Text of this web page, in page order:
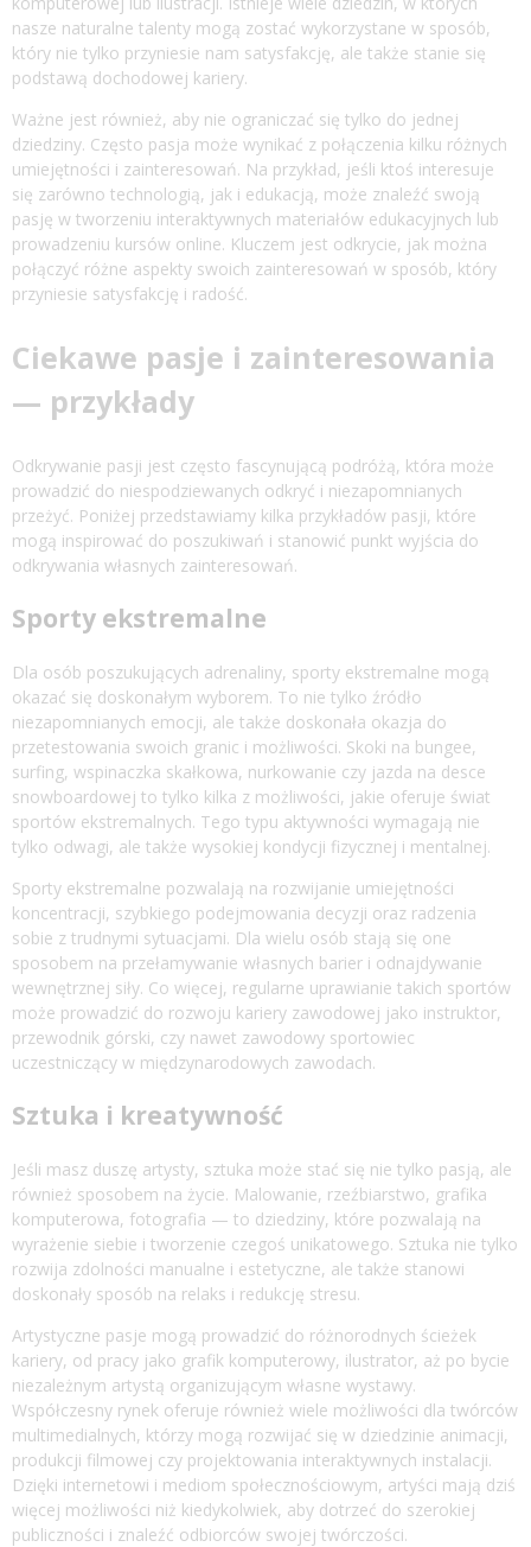
nasze naturalne talenty mogą zostać wykorzystane w sposób,
który nie tylko przyniesie nam satysfakcję, ale także stanie się
podstawą dochodowej kariery.
Ważne jest również, aby nie ograniczać się tylko do jednej
dziedziny. Często pasja może wynikać z połączenia kilku różnych
umiejętności i zainteresowań. Na przykład, jeśli ktoś interesuje
się zarówno technologią, jak i edukacją, może znaleźć swoją
pasję w tworzeniu interaktywnych materiałów edukacyjnych lub
prowadzeniu kursów online. Kluczem jest odkrycie, jak można
połączyć różne aspekty swoich zainteresowań w sposób, który
przyniesie satysfakcję i radość.
Ciekawe pasje i zainteresowania
— przykłady
Odkrywanie pasji jest często fascynującą podróżą, która może
prowadzić do niespodziewanych odkryć i niezapomnianych
przeżyć. Poniżej przedstawiamy kilka przykładów pasji, które
mogą inspirować do poszukiwań i stanowić punkt wyjścia do
odkrywania własnych zainteresowań.
Sporty ekstremalne
Dla osób poszukujących adrenaliny, sporty ekstremalne mogą
okazać się doskonałym wyborem. To nie tylko źródło
niezapomnianych emocji, ale także doskonała okazja do
przetestowania swoich granic i możliwości. Skoki na bungee,
surfing, wspinaczka skałkowa, nurkowanie czy jazda na desce
snowboardowej to tylko kilka z możliwości, jakie oferuje świat
sportów ekstremalnych. Tego typu aktywności wymagają nie
tylko odwagi, ale także wysokiej kondycji fizycznej i mentalnej.
Sporty ekstremalne pozwalają na rozwijanie umiejętności
koncentracji, szybkiego podejmowania decyzji oraz radzenia
sobie z trudnymi sytuacjami. Dla wielu osób stają się one
sposobem na przełamywanie własnych barier i odnajdywanie
wewnętrznej siły. Co więcej, regularne uprawianie takich sportów
może prowadzić do rozwoju kariery zawodowej jako instruktor,
przewodnik górski, czy nawet zawodowy sportowiec
uczestniczący w międzynarodowych zawodach.
Sztuka i kreatywność
Jeśli masz duszę artysty, sztuka może stać się nie tylko pasją, ale
również sposobem na życie. Malowanie, rzeźbiarstwo, grafika
komputerowa, fotografia — to dziedziny, które pozwalają na
wyrażenie siebie i tworzenie czegoś unikatowego. Sztuka nie tylko
rozwija zdolności manualne i estetyczne, ale także stanowi
doskonały sposób na relaks i redukcję stresu.
Artystyczne pasje mogą prowadzić do różnorodnych ścieżek
kariery, od pracy jako grafik komputerowy, ilustrator, aż po bycie
niezależnym artystą organizującym własne wystawy.
Współczesny rynek oferuje również wiele możliwości dla twórców
multimedialnych, którzy mogą rozwijać się w dziedzinie animacji,
produkcji filmowej czy projektowania interaktywnych instalacji.
Dzięki internetowi i mediom społecznościowym, artyści mają dziś
więcej możliwości niż kiedykolwiek, aby dotrzeć do szerokiej
publiczności i znaleźć odbiorców swojej twórczości.